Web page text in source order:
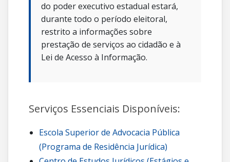
do poder executivo estadual estará,
durante todo o período eleitoral,
restrito a informações sobre
prestação de serviços ao cidadão e à
Lei de Acesso à Informação.
Serviços Essenciais Disponíveis:
Escola Superior de Advocacia Pública
(Programa de Residência Jurídica)